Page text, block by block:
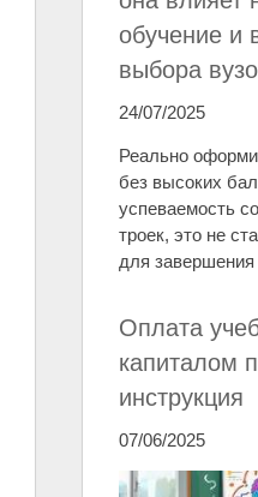
обучение и
выбора
24/07/2025
Реально
без высоких
успеваемость
троек, это не
для
Оплата
капиталом
инструкция
07/06/2025